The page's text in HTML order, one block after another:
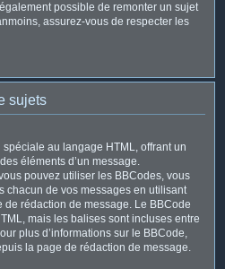
possible de remonter un sujet
assurez-vous de respecter les
sujets
au langage HTML, offrant un
éléments d’un message.
pouvez utiliser les BBCodes, vous
chacun de vos messages en utilisant
de rédaction de message. Le BBCode
mais les balises sont incluses entre
plus d’informations sur le BBCode,
la page de rédaction de message.